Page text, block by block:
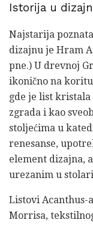
Istorija u
Najstarija
dizajnu je Hram
pne.) U drevnoj
ikonično na
gde je list
zgrada i kao
stoljećima u
renesanse,
element dizajna,
urezanim u
Listovi
Morrisa,